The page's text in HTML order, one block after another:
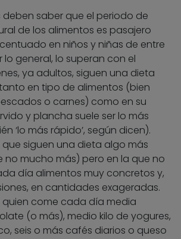
deben saber que el periodo de
de los alimentos es pasajero
en niños y niñas de entre
lo general, lo superan con el
ya adultos, siguen una dieta
en tipo de alimentos (bien
o carnes) como en su
y plancha suele ser lo más
‘lo más rápido’, según dicen).
siguen una dieta algo más
mucho más) pero en la que no
día alimentos muy concretos y,
en cantidades exageradas.
quien come cada día media
(o más), medio kilo de yogures,
seis o más cafés diarios o queso